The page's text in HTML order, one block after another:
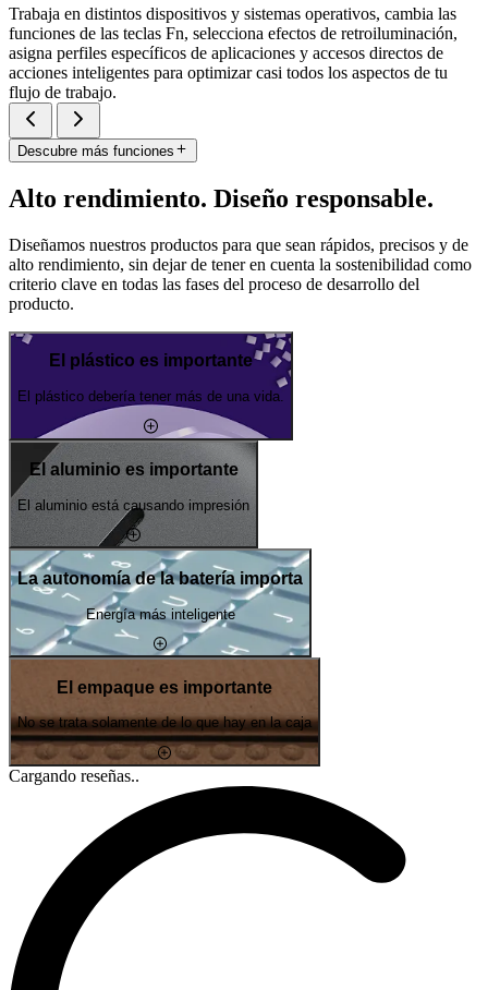
Trabaja en distintos dispositivos y sistemas operativos, cambia las
funciones de las teclas Fn, selecciona efectos de retroiluminación,
asigna perfiles específicos de aplicaciones y accesos directos de
acciones inteligentes para optimizar casi todos los aspectos de tu
flujo de trabajo.
Descubre más funciones
Alto rendimiento. Diseño responsable.
Diseñamos nuestros productos para que sean rápidos, precisos y de
alto rendimiento, sin dejar de tener en cuenta la sostenibilidad como
criterio clave en todas las fases del proceso de desarrollo del
producto.
El plástico es importante
El plástico debería tener más de una vida.
El aluminio es importante
El aluminio está causando impresión
La autonomía de la batería importa
Energía más inteligente
El empaque es importante
No se trata solamente de lo que hay en la caja
Cargando reseñas..